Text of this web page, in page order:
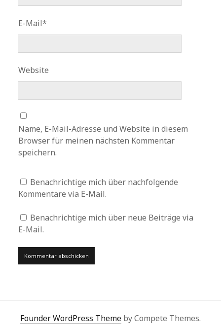
E-Mail*
Website
Name, E-Mail-Adresse und Website in diesem
Browser für meinen nächsten Kommentar
speichern.
Benachrichtige mich über nachfolgende
Kommentare via E-Mail.
Benachrichtige mich über neue Beiträge via
E-Mail.
Founder WordPress Theme by Compete Themes.